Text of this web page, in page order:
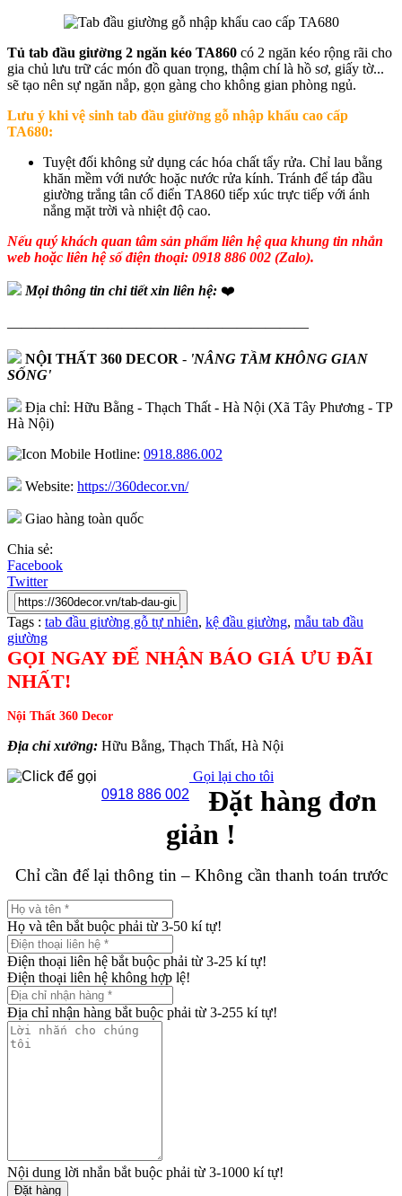
Tủ tab đầu giường 2 ngăn kéo TA860 có 2 ngăn kéo rộng rãi cho
gia chủ lưu trữ các món đồ quan trọng, thậm chí là hồ sơ, giấy tờ...
sẽ tạo nên sự ngăn nắp, gọn gàng cho không gian phòng ngủ.
Lưu ý khi vệ sinh tab đầu giường gỗ nhập khẩu cao cấp
TA680:
Tuyệt đối không sử dụng các hóa chất tẩy rửa. Chỉ lau bằng
khăn mềm với nước hoặc nước rửa kính. Tránh để táp đầu
giường trắng tân cổ điển TA860 tiếp xúc trực tiếp với ánh
nắng mặt trời và nhiệt độ cao.
Nếu quý khách quan tâm sản phẩm liên hệ qua khung tin nhắn
web hoặc liên hệ số điện thoại: 0918 886 002 (Zalo).
Mọi thông tin chi tiết xin liên hệ: ❤️
—————————————————————
NỘI THẤT 360 DECOR - 'NÂNG TẦM KHÔNG GIAN
SỐNG'
Địa chỉ: Hữu Bằng - Thạch Thất - Hà Nội (Xã Tây Phương - TP
Hà Nội)
Hotline: 0918.886.002
Website: https://360decor.vn/
Giao hàng toàn quốc
Chia sẻ:
Facebook
Twitter
Tags : tab đầu giường gỗ tự nhiên, kệ đầu giường, mẫu tab đầu
giường
GỌI NGAY ĐỂ NHẬN BÁO GIÁ ƯU ĐÃI
NHẤT!
Nội Thất 360 Decor
Địa chỉ xưởng: Hữu Bằng, Thạch Thất, Hà Nội
0918 886 002
Gọi lại cho tôi
Đặt hàng đơn
giản !
Chỉ cần để lại thông tin – Không cần thanh toán trước
Họ và tên bắt buộc phải từ 3-50 kí tự!
Điện thoại liên hệ bắt buộc phải từ 3-25 kí tự!
Điện thoại liên hệ không hợp lệ!
Địa chỉ nhận hàng bắt buộc phải từ 3-255 kí tự!
Nội dung lời nhắn bắt buộc phải từ 3-1000 kí tự!
Đặt hàng